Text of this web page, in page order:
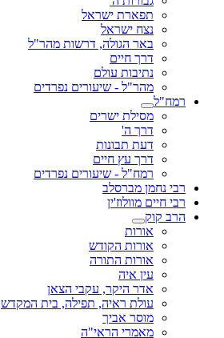
תפארת ישראל
נצח ישראל
באר הגולה, דרשות מהר"ל
דרך חיים
נתיבות עולם
מהר"ל - שיעורים נפרדים
רמח"ל
מסילת ישרים
דרך ה'
דעת תבונות
דרך עץ חיים
רמח"ל - שיעורים נפרדים
רבי נחמן מברסלב
רבי חיים מוולוז'ין
הרב קוק
אורות
אורות הקודש
אורות התורה
עין איה
אדר היקר, עקבי הצאן
עולת ראיה, תפילה, בית המקדש
מוסר אביך
מאמרי הראי"ה